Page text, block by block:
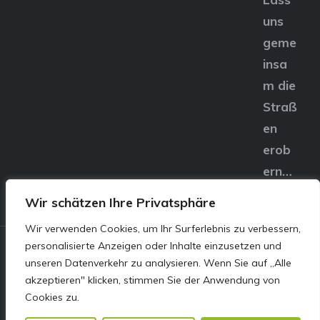
Wir schätzen Ihre Privatsphäre
Wir verwenden Cookies, um Ihr Surferlebnis zu verbessern,
personalisierte Anzeigen oder Inhalte einzusetzen und
unseren Datenverkehr zu analysieren. Wenn Sie auf „Alle
akzeptieren" klicken, stimmen Sie der Anwendung von
Cookies zu.
uns
geme
insa
m die
Straß
en
erob
ern…
© E&S Motors GmbH,
Linzer Straße 83 4240
Freistadt